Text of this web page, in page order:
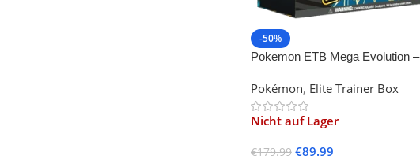
-50%
Pokemon ETB Mega Evolution –
Pokémon, Elite Trainer Box
Nicht auf Lager
€179.99 €89.99